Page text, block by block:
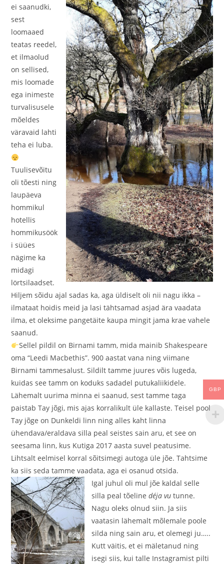
ei saanudki,
sest
loomaaed
teatas reedel,
et ilmaolud
on sellised,
mis loomade
ega inimeste
turvalisusele
mõeldes
väravaid lahti
teha ei luba.
Tuulisevõitu
oli tõesti ning
laupäeva
hommikul
hotellis
hommikusöök
i süües
nägime ka
midagi
lörtsilaadset.
Hiljem sõidu ajal sadas ka, aga üldiselt oli nii nagu ikka –
ilmataat hoidis meid ja lasi tähtsamad asjad ära vaadata
ilma, et oleksime pangetäite kaupa mingit jama krae vahele
saanud.
Sellel pildil on Birnami tamm, mida mainib Shakespeare
oma “Leedi Macbethis”. 900 aastat vana ning viimane
Birnami tammesalust. Sildilt tamme juures võis lugeda,
kuidas see tamm on koduks sadadel putukaliikidele.
Lähemalt uurima minna ei saanud, sest tamme taga
paistab Tay jõgi, mis ajas korralikult üle kallaste. Teisel pool
Tay jõge on Dunkeldi linn ning alles kaht linna
ühendava/eraldava silla peal seistes sain aru, et see on
seesama linn, kus Kutiga 2017 aasta suvel peatusime.
Lihtsalt eelmisel korral sõitsimegi autoga üle jõe. Tahtsime
ka siis seda tamme vaadata, aga ei osanud otsida.
Igal juhul oli mul jõe kaldal selle
silla peal tõelinedéja vu tunne.
Nagu oleks olnud siin. Ja siis
vaatasin lähemalt mõlemale poole
silda ning sain aru, et olemegi ju…..
Kutt väitis, et ei mäletanud ning
isegi siis, kui talle Instagramist pilti
GBP